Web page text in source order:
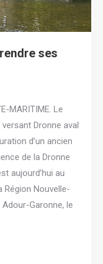
ses
MARITIME. Le
Dronne aval
d’un ancien
de la Dronne
aujourd’hui au
Région Nouvelle-
Adour-Garonne, le